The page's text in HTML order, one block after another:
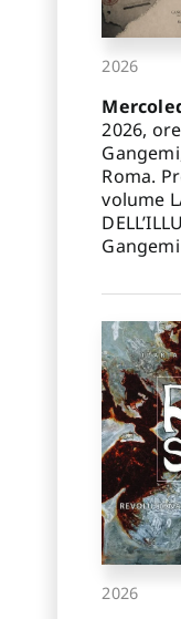
2026
2026,
Roma.
volume
2026